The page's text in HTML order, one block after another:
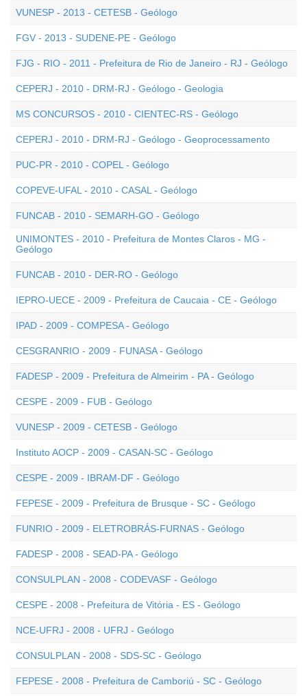
VUNESP - 2013 - CETESB - Geólogo
FGV - 2013 - SUDENE-PE - Geólogo
FJG - RIO - 2011 - Prefeitura de Rio de Janeiro - RJ - Geólogo
CEPERJ - 2010 - DRM-RJ - Geólogo - Geologia
MS CONCURSOS - 2010 - CIENTEC-RS - Geólogo
CEPERJ - 2010 - DRM-RJ - Geólogo - Geoprocessamento
PUC-PR - 2010 - COPEL - Geólogo
COPEVE-UFAL - 2010 - CASAL - Geólogo
FUNCAB - 2010 - SEMARH-GO - Geólogo
UNIMONTES - 2010 - Prefeitura de Montes Claros - MG -
Geólogo
FUNCAB - 2010 - DER-RO - Geólogo
IEPRO-UECE - 2009 - Prefeitura de Caucaia - CE - Geólogo
IPAD - 2009 - COMPESA - Geólogo
CESGRANRIO - 2009 - FUNASA - Geólogo
FADESP - 2009 - Prefeitura de Almeirim - PA - Geólogo
CESPE - 2009 - FUB - Geólogo
VUNESP - 2009 - CETESB - Geólogo
Instituto AOCP - 2009 - CASAN-SC - Geólogo
CESPE - 2009 - IBRAM-DF - Geólogo
FEPESE - 2009 - Prefeitura de Brusque - SC - Geólogo
FUNRIO - 2009 - ELETROBRÁS-FURNAS - Geólogo
FADESP - 2008 - SEAD-PA - Geólogo
CONSULPLAN - 2008 - CODEVASF - Geólogo
CESPE - 2008 - Prefeitura de Vitória - ES - Geólogo
NCE-UFRJ - 2008 - UFRJ - Geólogo
CONSULPLAN - 2008 - SDS-SC - Geólogo
FEPESE - 2008 - Prefeitura de Camboriú - SC - Geólogo